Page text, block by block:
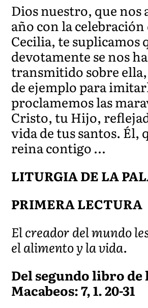
Dios nuestro, que nos
año con la celebración
Cecilia, te suplicamos
devotamente se nos ha
transmitido sobre
de ejemplo para
proclamemos las
Cristo, tu Hijo,
vida de tus santos. Él,
reina contigo …
LITURGIA DE LA
PRIMERA LECTURA
El creador del mundo
el alimento y la vida.
Del segundo libro de
Macabeos: 7, 1. 20-31